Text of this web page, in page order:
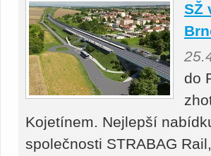
SŽ
do
Kojetínem. Nejlepší
společnosti STRABAG